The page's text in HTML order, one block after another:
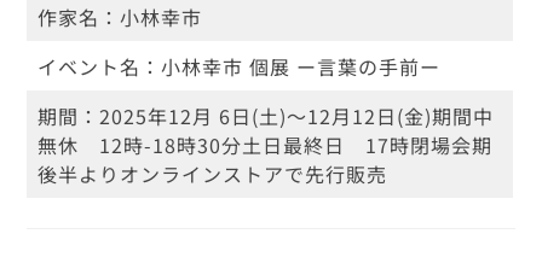
作家名： 小林幸市
イベント名： 小林幸市 個展 ー言葉の手前ー
期間： 2025年12月 6日(土)～12月12日(金)期間中
無休 12時-18時30分土日最終日 17時閉場会期
後半よりオンラインストアで先行販売